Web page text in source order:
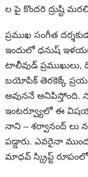
ల పై కొందరి ద్రుష్టి
ప్రముఖ సంగీత
ఇందులో ధనుష్
టాలీవుడ్
బయోపిక్ తెరకెక్కే
అవుననే
ఇంట‌ర్వ్యూలో ఈ
నాని – శ‌ర్వానంద్ లు
పడ్డారు. ఎవరైనా
మాధ‌వ్ స్క్రిప్ట్